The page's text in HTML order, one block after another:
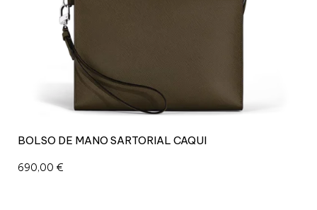
BOLSO DE MANO SARTORIAL CAQUI
690,00 €